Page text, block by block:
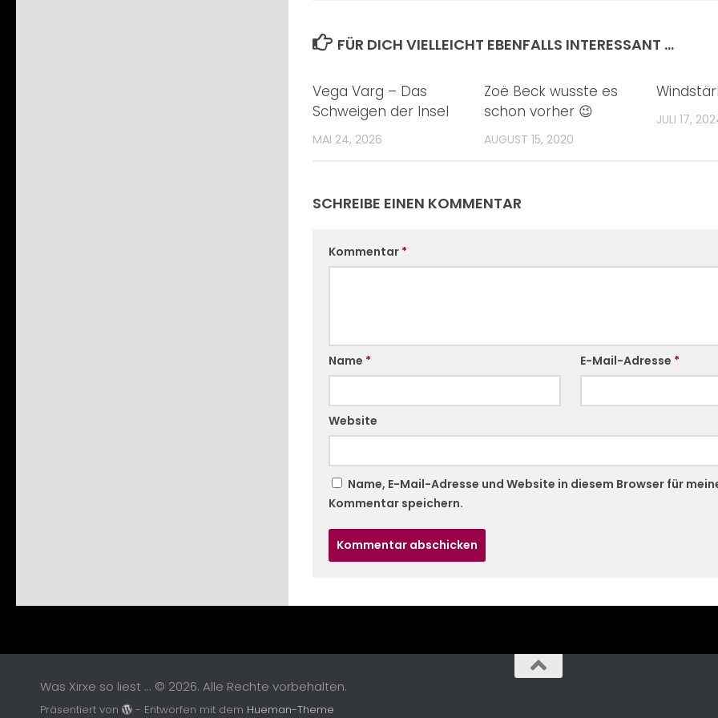
FÜR DICH VIELLEICHT EBENFALLS INTERESSANT …
Vega Varg – Das
Schweigen der Insel
MAI 24, 2026
Zoë Beck wusste es
schon vorher 😉
AUGUST 15, 2020
JULI 17,
SCHREIBE EINEN KOMMENTAR
Kommentar *
Name * E-Mail-Adresse *
Website
Name, E-Mail-Adresse und Website in diesem Browser für
Kommentar speichern.
Was Xirxe so liest ... © 2026. Alle Rechte vorbehalten.
Präsentiert von - Entworfen mit dem Hueman-Theme